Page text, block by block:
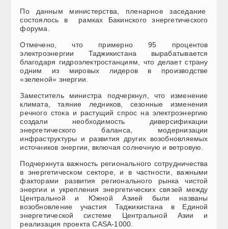
По данным министерства, пленарное заседание
состоялось в рамках Бакинского энергетического
форума.
Отмечено, что примерно 95 процентов
электроэнергии Таджикистана вырабатывается
благодаря гидроэлектростанциям, что делает страну
одним из мировых лидеров в производстве
«зеленой» энергии.
Заместитель министра подчеркнул, что изменение
климата, таяние ледников, сезонные изменения
речного стока и растущий спрос на электроэнергию
создали необходимость диверсификации
энергетического баланса, модернизации
инфраструктуры и развития других возобновляемых
источников энергии, включая солнечную и ветровую.
Подчеркнута важность регионального сотрудничества
в энергетическом секторе, и в частности, важными
факторами развития регионального рынка чистой
энергии и укрепления энергетических связей между
Центральной и Южной Азией были названы
возобновление участия Таджикистана в Единой
энергетической системе Центральной Азии и
реализация проекта CASA-1000.